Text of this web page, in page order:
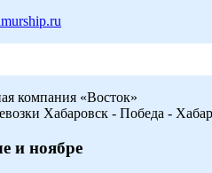
компания «Восток»
Хабаровск - Победа -
и ноябре